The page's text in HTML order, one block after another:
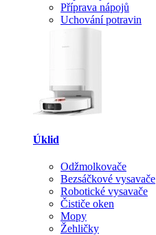
Příprava nápojů
Uchování potravin
Úklid
Odžmolkovače
Bezsáčkové vysavače
Robotické vysavače
Čističe oken
Mopy
Žehličky